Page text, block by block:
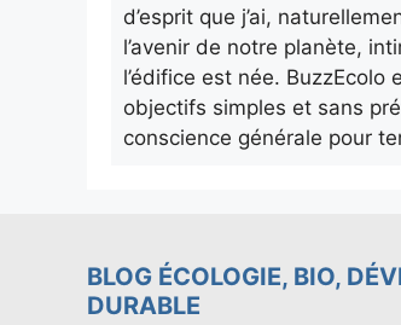
d’esprit que j’ai,
l’avenir de notre planète,
l’édifice est née.
objectifs simples et sans
conscience générale pour
BLOG ÉCOLOGIE, BIO,
DURABLE